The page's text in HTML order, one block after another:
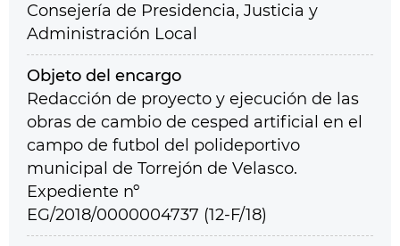
Consejería de Presidencia, Justicia y
Administración Local
Objeto del encargo
Redacción de proyecto y ejecución de las
obras de cambio de cesped artificial en el
campo de futbol del polideportivo
municipal de Torrejón de Velasco.
Expediente nº
EG/2018/0000004737 (12-F/18)